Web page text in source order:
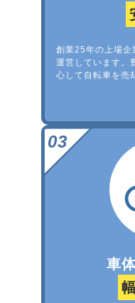
創業25年の上場企
運営しています。
心して自転車を売
車